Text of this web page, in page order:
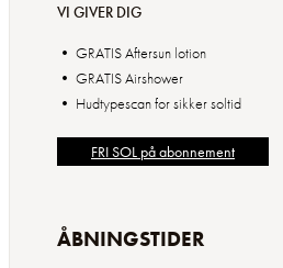
VI GIVER DIG
• GRATIS Aftersun lotion
• GRATIS Airshower
• Hudtypescan for sikker soltid
FRI SOL på abonnement
ÅBNINGSTIDER